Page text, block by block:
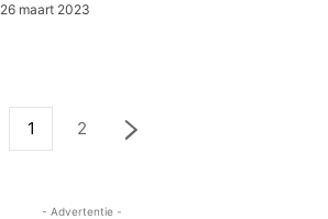
26 maart 2023
1 2
- Advertentie -